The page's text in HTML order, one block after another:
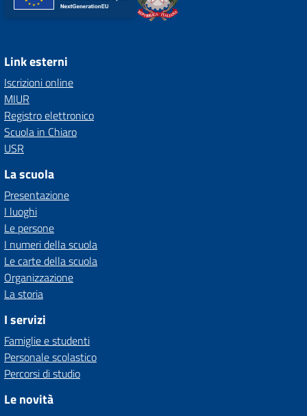
Link esterni
Iscrizioni online
MIUR
Registro elettronico
Scuola in Chiaro
USR
La scuola
Presentazione
I luoghi
Le persone
I numeri della scuola
Le carte della scuola
Organizzazione
La storia
I servizi
Famiglie e studenti
Personale scolastico
Percorsi di studio
Le novità